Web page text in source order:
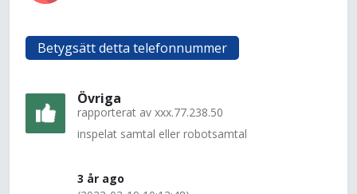
Betygsätt detta telefonnummer
Övriga
rapporterat av xxx.77.238.50
inspelat samtal eller robotsamtal
3 år ago